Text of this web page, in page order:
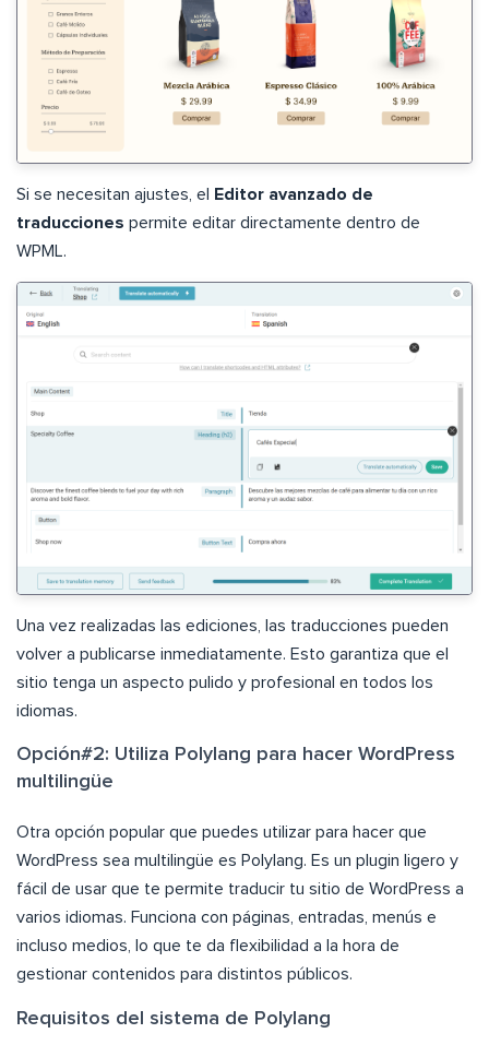
Si se necesitan ajustes, el
Editor avanzado de
traducciones permite editar directamente dentro de
WPML.
Una vez realizadas las ediciones, las traducciones pueden
volver a publicarse inmediatamente. Esto garantiza que el
sitio tenga un aspecto pulido y profesional en todos los
idiomas.
Opción#2: Utiliza Polylang para hacer WordPress
multilingüe
Otra opción popular que puedes utilizar para hacer que
WordPress sea multilingüe es Polylang. Es un plugin ligero y
fácil de usar que te permite traducir tu sitio de WordPress a
varios idiomas. Funciona con páginas, entradas, menús e
incluso medios, lo que te da flexibilidad a la hora de
gestionar contenidos para distintos públicos.
Requisitos del sistema de Polylang